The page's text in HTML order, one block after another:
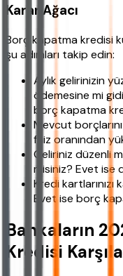
Karar Ağacı
Borç kapatma kredisi
şu adımları takip edin:
Aylık gelirinizin
ödemesine mi
borç kapatma
Mevcut
faiz oranından
Geliriniz düzenli
misiniz? Evet ise
Kredi
Evet ise borç
Bankaların
Kredisi